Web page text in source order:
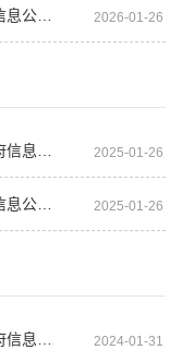
报告 2026-01-26
总展示 2025-01-26
报告 2025-01-26
总展示 2024-01-31